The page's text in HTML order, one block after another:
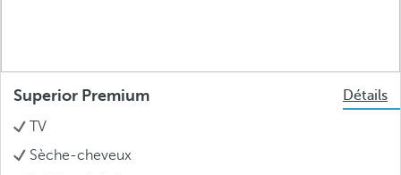
Superior Premium
Détails
TV
Sèche-cheveux